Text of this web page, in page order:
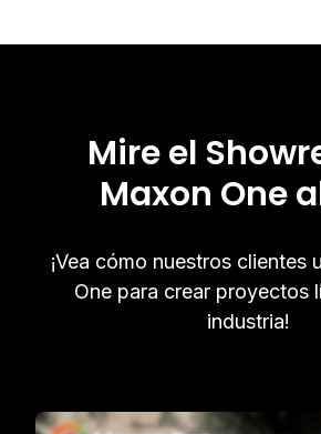
Mire el
Maxon One
¡Vea cómo nuestros clientes
One para crear proyectos
industria!